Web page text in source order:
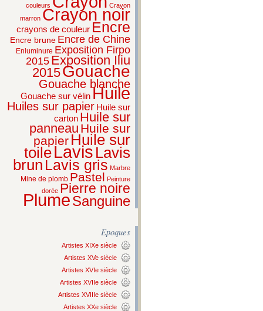
couleurs
Crayon
marron Crayon noir
crayons de couleur Encre
Encre brune Encre de Chine
Enluminure Exposition Firpo
2015 Exposition Iliu
2015Gouache
Gouache blanche
Gouache sur vélinHuile
Huiles sur papier Huile sur
carton Huile sur
panneau Huile sur
papier Huile sur
toileLavis Lavis
brun Lavis gris Marbre
Mine de plomb Pastel Peinture
dorée Pierre noire
PlumeSanguine
Epoques
Artistes XIXe siècle
Artistes XVe siècle
Artistes XVIe siècle
Artistes XVIIe siècle
Artistes XVIIIe siècle
Artistes XXe siècle